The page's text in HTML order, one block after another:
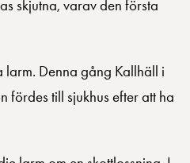
skjutna, varav den första
larm. Denna gång Kallhäll i
fördes till sjukhus efter att ha